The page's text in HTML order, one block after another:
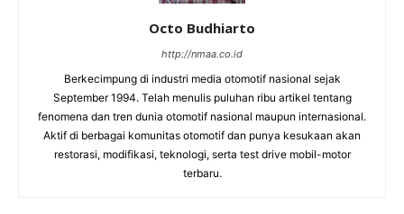
Octo Budhiarto
http://nmaa.co.id
Berkecimpung di industri media otomotif nasional sejak
September 1994. Telah menulis puluhan ribu artikel tentang
fenomena dan tren dunia otomotif nasional maupun internasional.
Aktif di berbagai komunitas otomotif dan punya kesukaan akan
restorasi, modifikasi, teknologi, serta test drive mobil-motor
terbaru.